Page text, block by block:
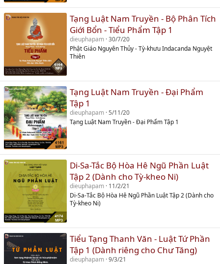
Tạng Luật Nam Truyền - Bộ Phân Tích
Giới Bổn - Tiểu Phẩm Tập 1
dieuphapam 30/7/20
Phật Giáo Nguyên Thủy - Tỳ-khưu Indacanda Nguyệt
Thiên
Tạng Luật Nam Truyền - Đại Phẩm
Tập 1
dieuphapam 5/11/20
Tạng Luật Nam Truyền - Đại Phẩm Tập 1
Di-Sa-Tắc Bộ Hòa Hê Ngũ Phần Luật
Tập 2 (Dành cho Tỳ-kheo Ni)
dieuphapam 11/2/21
Di-Sa-Tắc Bộ Hòa Hê Ngũ Phần Luật Tập 2 (Dành cho
Tỳ-kheo Ni)
Tiểu Tạng Thanh Văn - Luật Tứ Phần
Tập 1 (Dành riêng cho Chư Tăng)
dieuphapam 9/3/21